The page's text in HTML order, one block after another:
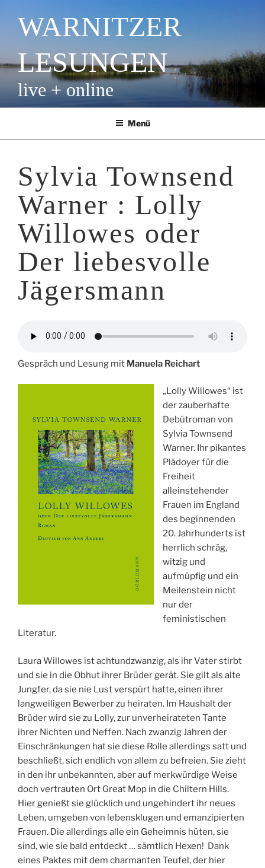
Inhalt
springenWARNITZER
LESUNGEN
live + online
Menü
Sylvia Townsend
Warner : Lolly
Willowes oder
Der liebesvolle
Jägersmann
Gespräch und Lesung mit Manuela Reichart
„Lolly Willowes“ ist
der zauberhafte
Debütroman von
Sylvia Townsend
Warner. Ihr pikantes
Plädoyer für die
Freiheit
alleinstehender
Frauen im England
des beginnenden
20. Jahrhunderts ist
herrlich schräg,
witzig und
aufmüpfig und ein
Meilenstein nicht
nur der
feministischen
Literatur.
Laura Willowes ist achtundzwanzig, als ihr Vater stirbt
und sie in die Obhut ihrer Brüder gerät. Sie gilt als alte
Jungfer, da sie nie Lust verspürt hatte, einen ihrer
langweiligen Bewerber zu heiraten. Im Haushalt der
Brüder wird sie zu Lolly, zur unverheirateten Tante
ihrer Nichten und Neffen. Nach zwanzig Jahren der
Einschränkungen hat sie diese Rolle allerdings satt und
beschließt,sich endlich von allem zu befreien. Sie zieht
in den ihr unbekannten, aber auf merkwürdige Weise
doch vertrauten Ort Great Mop in die Chiltern Hills.
Hier genießt sie glücklich und ungehindert ihr neues
Leben, umgeben von lebensklugen und emanzipierten
Frauen. Die allerdings alle ein Geheimnis hüten, sie
sind, wie sie bald entdeckt … sämtlich Hexen! Dank
eines Paktes mit dem charmanten Teufel, der hier